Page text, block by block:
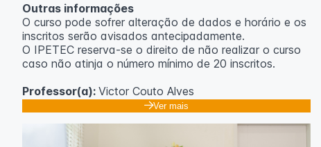
Outras informações
O curso pode sofrer alteração de dados e horário e os
inscritos serão avisados ​​antecipadamente.
O IPETEC reserva-se o direito de não realizar o curso
caso não atinja o número mínimo de 20 inscritos.
Professor(a): Victor Couto Alves
Ver mais